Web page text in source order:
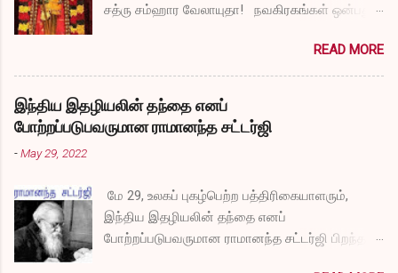
சத்ரு சம்ஹார வேலாயுதா! நவகிரகங்கள் ஒன்பதும்
வேலாயுதா! சகல விதமான தோஷங்களும் என்னை
விட்டுப் போகட்டும் ஸ்ரீ சத்ரு சம்ஹார வேலாயுதா!
எல்லா விதமான வருத்தங்களும் என்னை விட்டு
அகல வேண்டும் ஸ்ரீ சத்ரு சம்ஹார வேலாயுதா!
துக்கங்களிலிருந்து நிவாரணம் எனக்குக்
ஸ்ரீ சத்ரு சம்ஹார வேலாயுதா! பாவங்கள்
என்னிடம் நெருங்காமல் போகட்டும் ஸ்ரீ சத்ரு
சம்ஹார வேலாயுதா! என்னை வாட்டுகிற நோய்கள்
READ MORE
இந்திய இதழியலின் தந்தை எனப்
போற்றப்படுபவருமான ராமானந்த சட்டர்ஜி
-May 29, 2022
மே 29, உலகப் புகழ்பெற்ற பத்திரிகையாளரும்,
இந்திய இதழியலின் தந்தை எனப்
போற்றப்படுபவருமான ராமானந்த சட்டர்ஜி பிறந்த